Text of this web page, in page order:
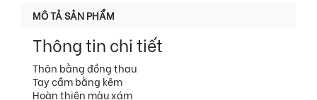
MÔ TẢ SẢN PHẨM
Thông tin chi tiết
Thân bằng đồng thau
Tay cầm bằng kẽm
Hoàn thiện màu xám